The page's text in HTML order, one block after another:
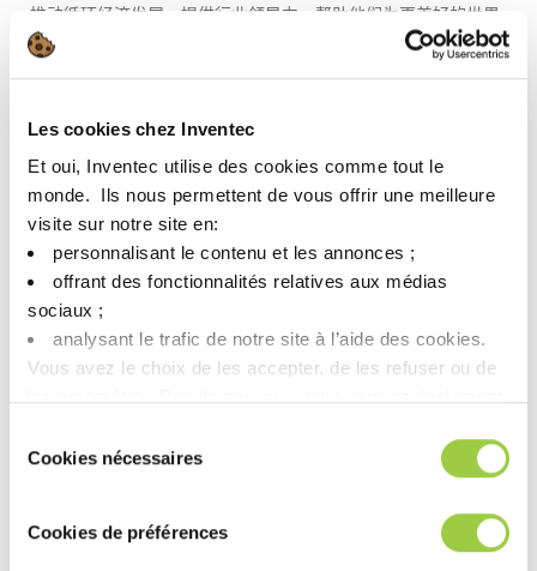
Les cookies chez Inventec
Et oui, Inventec utilise des cookies comme tout le
monde. ​ Ils nous permettent de vous offrir une meilleure
visite sur notre site en:​
personnalisant le contenu et les annonces ;​
offrant des fonctionnalités relatives aux médias
sociaux ; ​
analysant le trafic de notre site à l’aide des cookies.​
Vous avez le choix de les accepter, de les refuser ou de
cookies.​ ​ ​
duCookies nécessaires
Cookies de préférences
推动循环经济发展，提供行业领导力，帮助他们为更美好的世界
做出贡献。
如需了解更多信息，欢迎参加 12 月 10 日星期五举行的网络研讨
活动名称：Congreso de Fabricación Aditiva y Desarrollo de
Materiales。
会议名称：英利达以循环经济方法铺设高科技清洁绿色通道。